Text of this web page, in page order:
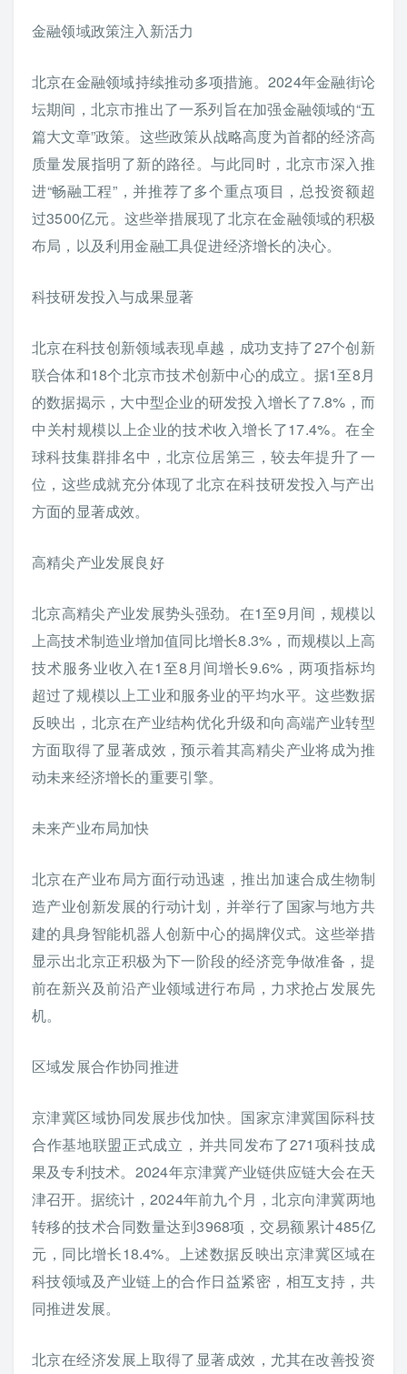
金融领域政策注入新活力
北京在金融领域持续推动多项措施。2024年金融街论
坛期间，北京市推出了一系列旨在加强金融领域的“五
篇大文章”政策。这些政策从战略高度为首都的经济高
质量发展指明了新的路径。与此同时，北京市深入推
进“畅融工程”，并推荐了多个重点项目，总投资额超
过3500亿元。这些举措展现了北京在金融领域的积极
布局，以及利用金融工具促进经济增长的决心。
科技研发投入与成果显著
北京在科技创新领域表现卓越，成功支持了27个创新
联合体和18个北京市技术创新中心的成立。据1至8月
的数据揭示，大中型企业的研发投入增长了7.8%，而
中关村规模以上企业的技术收入增长了17.4%。在全
球科技集群排名中，北京位居第三，较去年提升了一
位，这些成就充分体现了北京在科技研发投入与产出
方面的显著成效。
高精尖产业发展良好
北京高精尖产业发展势头强劲。在1至9月间，规模以
上高技术制造业增加值同比增长8.3%，而规模以上高
技术服务业收入在1至8月间增长9.6%，两项指标均
超过了规模以上工业和服务业的平均水平。这些数据
反映出，北京在产业结构优化升级和向高端产业转型
方面取得了显著成效，预示着其高精尖产业将成为推
动未来经济增长的重要引擎。
未来产业布局加快
北京在产业布局方面行动迅速，推出加速合成生物制
造产业创新发展的行动计划，并举行了国家与地方共
建的具身智能机器人创新中心的揭牌仪式。这些举措
显示出北京正积极为下一阶段的经济竞争做准备，提
前在新兴及前沿产业领域进行布局，力求抢占发展先
机。
区域发展合作协同推进
京津冀区域协同发展步伐加快。国家京津冀国际科技
合作基地联盟正式成立，并共同发布了271项科技成
果及专利技术。2024年京津冀产业链供应链大会在天
津召开。据统计，2024年前九个月，北京向津冀两地
转移的技术合同数量达到3968项，交易额累计485亿
元，同比增长18.4%。上述数据反映出京津冀区域在
科技领域及产业链上的合作日益紧密，相互支持，共
同推进发展。
北京在经济发展上取得了显著成效，尤其在改善投资